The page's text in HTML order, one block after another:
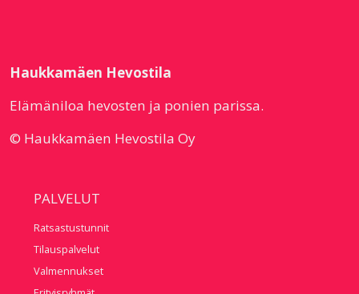
Haukkamäen Hevostila
Elämäniloa hevosten ja ponien parissa.
© Haukkamäen Hevostila Oy
PALVELUT
Ratsastustunnit
Tilauspalvelut
Valmennukset